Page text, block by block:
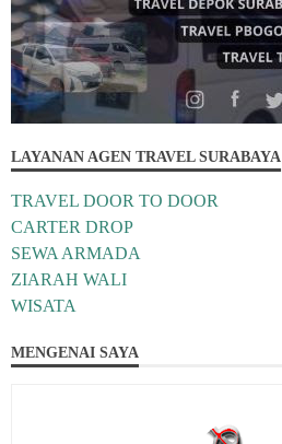
LAYANAN AGEN TRAVEL SURABAYA
TRAVEL DOOR TO DOOR
CARTER DROP
SEWA ARMADA
ZIARAH WALI
WISATA
MENGENAI SAYA